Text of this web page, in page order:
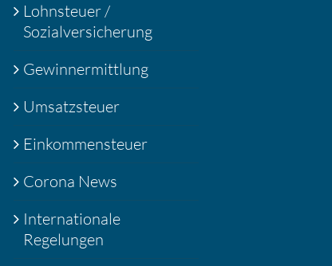
Lohnsteuer /
Sozialversicherung
Gewinnermittlung
Umsatzsteuer
Einkommensteuer
Corona News
Internationale
Regelungen